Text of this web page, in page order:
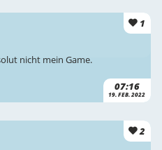
1
07:16
19. FEB. 2022
nicht mein Game.
2